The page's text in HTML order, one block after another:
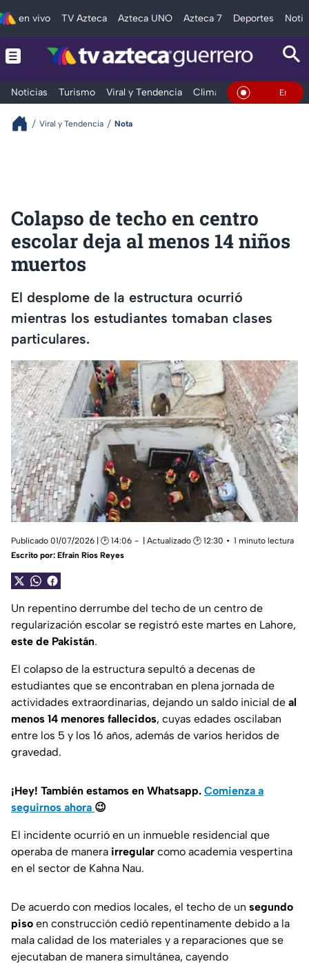
en vivo TV Azteca Azteca UNO Azteca 7 Deportes
Noticias Turismo Viral y Tendencia Clima Deportes En Vivo
Viral y Tendencia Nota
Colapso de techo en centro
escolar deja al menos 14 niños
muertos
El desplome de la estructura ocurrió
mientras los estudiantes tomaban clases
particulares.
Publicado 01/07/2026 | 🕑 14:06 | Actualizado 🕑 12:30
1 minuto lectura
Escrito por: Efraín Ríos Reyes
Un repentino derrumbe del techo de un centro de
regularización escolar se registró este martes en Lahore,
este de Pakistán.
El colapso de la estructura sepultó a decenas de
estudiantes que se encontraban en plena jornada de
actividades extraordinarias, dejando un saldo inicial de al
menos 14 menores fallecidos, cuyas edades oscilaban
entre los 5 y los 16 años, además de varios heridos de
gravedad.
¡Hey! También estamos en Whatsapp. Comienza a
seguirnos ahora 😉
El incidente ocurrió en un inmueble residencial que
operaba de manera irregular como academia vespertina
en el sector de Kahna Nau.
De acuerdo con medios locales, el techo de un segundo
piso en construcción cedió repentinamente debido a la
mala calidad de los materiales y a reparaciones que se
ejecutaban de manera simultánea, cayendo